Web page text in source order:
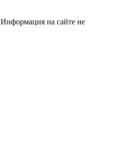
Информация на сайте не